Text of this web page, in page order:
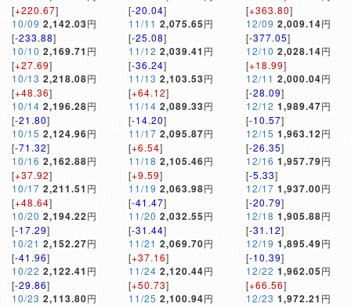
[+220.67]
10/09 2,142.03円
[-233.88]
10/10 2,169.71 円
[+27.69]
10/13 2,218.08円
[+48.36]
10/14 2,196.28円
[-21.80]
10/15 2,124.96円
[-71.32]
10/16 2,162.88円
[+37.92]
10/17 2,211.51 円
[+48.64]
10/20 2,194.22円
[-17.29]
10/21 2,152.27円
[-41.96]
10/22 2,122.41 円
[-29.86]
10/23 2,113.80円
[-20.04]
11/11 2,075.65円
[-25.08]
11/12 2,039.41 円
[-36.24]
11/13 2,103.53円
[+64.12]
11/14 2,089.33円
[-14.20]
11/17 2,095.87円
[+6.54]
11/18 2,105.46円
[+9.59]
11/19 2,063.98円
[-41.47]
11/20 2,032.55円
[-31.44]
11/21 2,069.70円
[+37.16]
11/24 2,120.44円
[+50.73]
11/25 2,100.94円
[+363.80]
12/09 2,009.14円
[-377.05]
12/10 2,028.14円
[+18.99]
12/11 2,000.04円
[-28.09]
12/12 1,989.47円
[-10.57]
12/15 1,963.12円
[-26.35]
12/16 1,957.79円
[-5.33]
12/17 1,937.00円
[-20.79]
12/18 1,905.88円
[-31.12]
12/19 1,895.49円
[-10.39]
12/22 1,962.05円
[+66.56]
12/23 1,972.21 円